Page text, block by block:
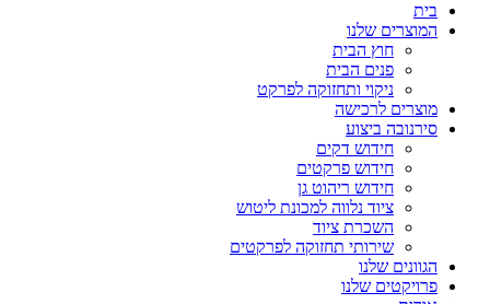
בית
המוצרים שלנו
חוץ הבית
פנים הבית
ניקוי ותחזוקה לפרקט
מוצרים לרכישה
סירנובה ביצוע
חידוש דקים
חידוש פרקטים
חידוש ריהוט גן
ציוד נלווה למכונת ליטוש
השכרת ציוד
שירותי תחזוקה לפרקטים
הגוונים שלנו
פרויקטים שלנו